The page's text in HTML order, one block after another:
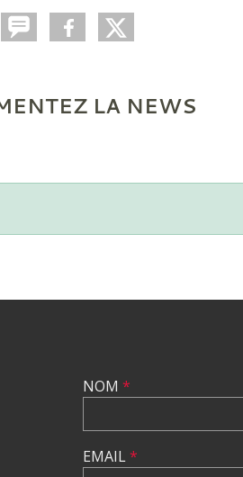
LA NEWS
NOM *
EMAIL*